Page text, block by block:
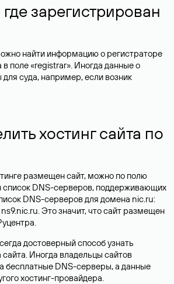
где зарегистрирован
найти информацию о регистраторе
поле «registrar». Иногда данные о
суда, например, если возник
хостинг сайта по
размещен сайт, можно по полю
список DNS-серверов, поддерживающих
DNS-серверов для домена nic.ru:
Это значит, что сайт размещен
достоверный способ узнать
Иногда владельцы сайтов
бесплатные DNS-серверы, а данные
хостинг-провайдера.